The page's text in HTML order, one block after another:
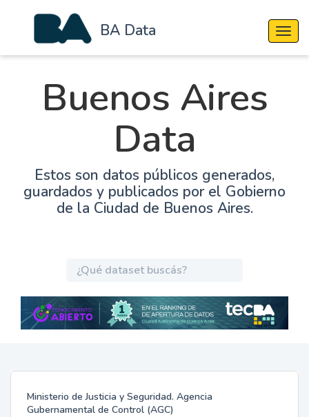
BA Data
Buenos Aires
Data
Estos son datos públicos generados,
guardados y publicados por el Gobierno
de la Ciudad de Buenos Aires.
Ministerio de Justicia y Seguridad. Agencia
Gubernamental de Control (AGC)